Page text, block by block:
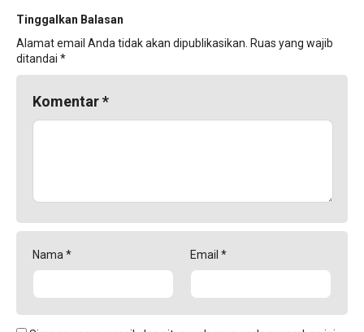
Tinggalkan Balasan
Alamat email Anda tidak akan dipublikasikan. Ruas yang wajib
ditandai *
Komentar*
Nama* Email *